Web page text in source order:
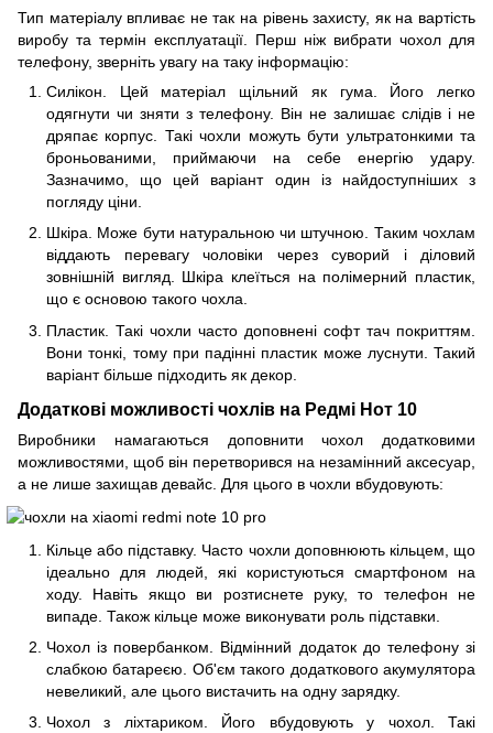
Тип матеріалу впливає не так на рівень захисту, як на вартість
виробу та термін експлуатації. Перш ніж вибрати чохол для
телефону, зверніть увагу на таку інформацію:
Силікон. Цей матеріал щільний як гума. Його легко
одягнути чи зняти з телефону. Він не залишає слідів і не
дряпає корпус. Такі чохли можуть бути ультратонкими та
броньованими, приймаючи на себе енергію удару.
Зазначимо, що цей варіант один із найдоступніших з
погляду ціни.
Шкіра. Може бути натуральною чи штучною. Таким чохлам
віддають перевагу чоловіки через суворий і діловий
зовнішній вигляд. Шкіра клеїться на полімерний пластик,
що є основою такого чохла.
Пластик. Такі чохли часто доповнені софт тач покриттям.
Вони тонкі, тому при падінні пластик може луснути. Такий
варіант більше підходить як декор.
Додаткові можливості чохлів на Редмі Нот 10
Виробники намагаються доповнити чохол додатковими
можливостями, щоб він перетворився на незамінний аксесуар,
а не лише захищав девайс. Для цього в чохли вбудовують:
Кільце або підставку. Часто чохли доповнюють кільцем, що
ідеально для людей, які користуються смартфоном на
ходу. Навіть якщо ви розтиснете руку, то телефон не
випаде. Також кільце може виконувати роль підставки.
Чохол із повербанком. Відмінний додаток до телефону зі
слабкою батареєю. Об'єм такого додаткового акумулятора
невеликий, але цього вистачить на одну зарядку.
Чохол з ліхтариком. Його вбудовують у чохол. Такі